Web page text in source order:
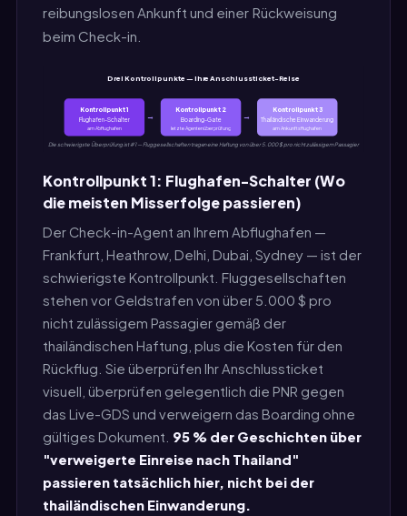
reibungslosen Ankunft und einer Rückweisung
beim Check-in.
Drei Kontrollpunkte — Ihre Anschlussticket-Reise
Kontrollpunkt 1
Flughafen-Schalter
am Abflughafen
→
Kontrollpunkt 2
Boarding-Gate
letzte Agentenüberprüfung
→
Kontrollpunkt 3
Thailändische Einwanderung
am Ankunftsflughafen
Die schwierigste Überprüfung ist #1 — Fluggesellschaften tragen eine Haftung von über 5.000 $ pro nicht zulässigem Passagier
Kontrollpunkt 1: Flughafen-Schalter (Wo
die meisten Misserfolge passieren)
Der Check-in-Agent an Ihrem Abflughafen —
Frankfurt, Heathrow, Delhi, Dubai, Sydney — ist der
schwierigste Kontrollpunkt. Fluggesellschaften
stehen vor Geldstrafen von über 5.000 $ pro
nicht zulässigem Passagier gemäß der
thailändischen Haftung, plus die Kosten für den
Rückflug. Sie überprüfen Ihr Anschlussticket
visuell, überprüfen gelegentlich die PNR gegen
das Live-GDS und verweigern das Boarding ohne
gültiges Dokument. 95 % der Geschichten über
"verweigerte Einreise nach Thailand"
passieren tatsächlich hier, nicht bei der
thailändischen Einwanderung.